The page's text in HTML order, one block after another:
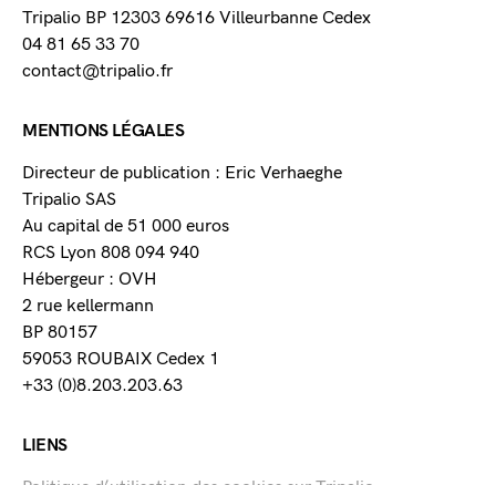
Tripalio BP 12303 69616 Villeurbanne Cedex
04 81 65 33 70
contact@tripalio.fr
MENTIONS LÉGALES
Directeur de publication : Eric Verhaeghe
Tripalio SAS
Au capital de 51 000 euros
RCS Lyon 808 094 940
Hébergeur : OVH
2 rue kellermann
BP 80157
59053 ROUBAIX Cedex 1
+33 (0)8.203.203.63
LIENS